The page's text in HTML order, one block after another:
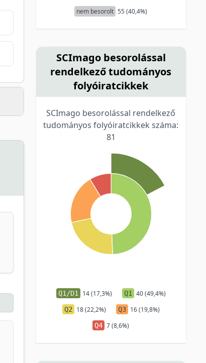
nem besorolt 55 (40,4%)
SCImago besorolással
rendelkező tudományos
folyóiratcikkek
SCImago besorolással rendelkező
tudományos folyóiratcikkek száma:
81
Q1/D1 14 (17,3%) Q1 40 (49,4%)
Q2 18 (22,2%) Q3 16 (19,8%)
Q4 7 (8,6%)